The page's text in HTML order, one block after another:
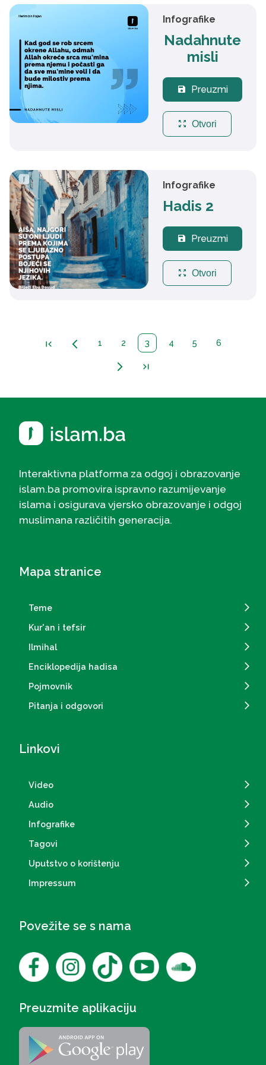
Infografike
Nadahnute
misli
save Preuzmi
zoom_out_map Otvori
Infografike
Hadis 2
save Preuzmi
zoom_out_map Otvori
first_page arrow_back_ios_new 1 2 3 4 5 6
arrow_forward_ios last_page
Interaktivna platforma za odgoj i obrazovanje
islam.ba promovira ispravno razumijevanje
islama i osigurava vjersko obrazovanje i odgoj
muslimana različitih generacija.
Mapa stranice
Teme
Kur'an i tefsir
Ilmihal
Enciklopedija hadisa
Pojmovnik
Pitanja i odgovori
Linkovi
Video
Audio
Infografike
Tagovi
Uputstvo o korištenju
Impressum
Povežite se s nama
Preuzmite aplikaciju